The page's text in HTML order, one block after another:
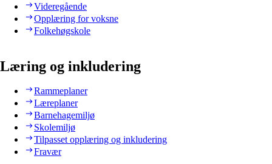
Videregående
Opplæring for voksne
Folkehøgskole
Læring og inkludering
Rammeplaner
Læreplaner
Barnehagemiljø
Skolemiljø
Tilpasset opplæring og inkludering
Fravær